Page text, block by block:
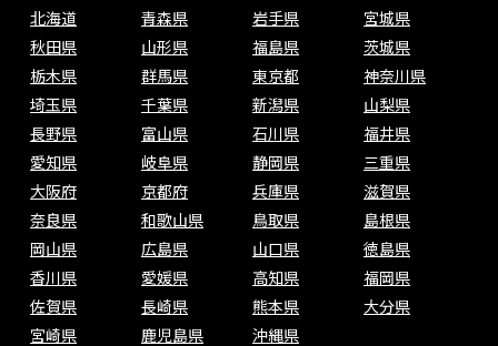
北海道 青森県 岩手県
宮城県
秋田県
山形県 福島県
茨城県
栃木県
群馬県 東京都
神奈川県
埼玉県
千葉県 新潟県
山梨県
長野県
富山県 石川県
福井県
愛知県
岐阜県 静岡県
三重県
大阪府
京都府 兵庫県
滋賀県
奈良県
和歌山県 鳥取県
島根県
岡山県
広島県 山口県
徳島県
香川県
愛媛県 高知県
福岡県
佐賀県
長崎県 熊本県
大分県
宮崎県
鹿児島県 沖縄県